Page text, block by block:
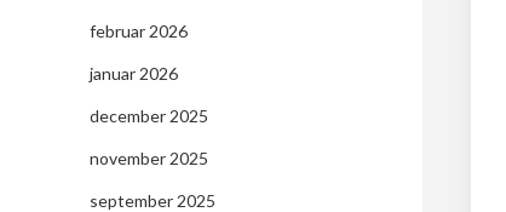
februar 2026
januar 2026
december 2025
november 2025
september 2025